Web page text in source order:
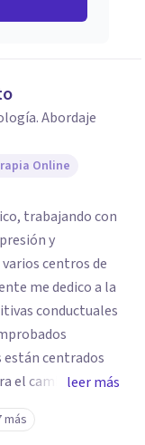
Abordaje
Online
trabajando con
centros de
me dedico a la
conductuales
el cambio, que
y estrategias
leer más
más